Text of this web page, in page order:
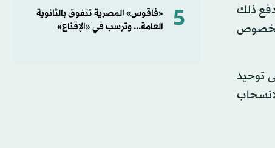
ذلك
بالخصوص
توحيد
5
«فاقوس» المصرية تتفوق بالثانوية
العامة... وترسب في «الإقناع»